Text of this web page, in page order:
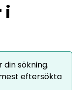
i
sökning.
eftersökta